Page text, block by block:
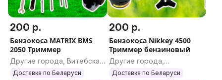
200 р.
Бензокоса MATRIX BMS
2050 Триммер
Другие города, Витебская
область
Доставка по Беларуси
200 р.
Бензокоса Nikkey 4500
Триммер бензиновый
Другие города,
Могилевская область
Доставка по Беларуси